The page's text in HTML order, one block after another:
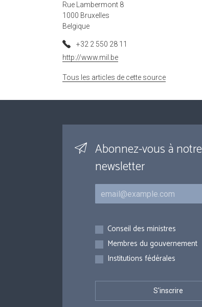
Rue Lambermont 8
1000 Bruxelles
Belgique
+32 2 550 28 11
http://www.mil.be
Tous les articles de cette source
Abonnez-vous à notre
newsletter
Courriel
Inscriptions
Conseil des ministres
Membres du gouvernement
Institutions fédérales